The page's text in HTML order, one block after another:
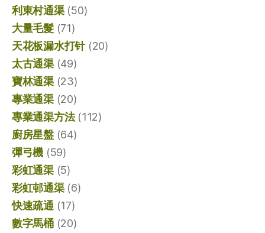
利東村通渠(50)
大量毛髮(71)
天花板漏水打针(20)
太古通渠(49)
寶林通渠(23)
專業通渠(20)
專業通渠方法(112)
廚房星盤(64)
彈弓機 (59)
彩虹通渠(5)
彩虹邨通渠(6)
快速疏通(17)
數字馬桶(20)